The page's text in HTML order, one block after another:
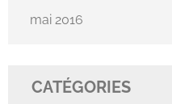
mai 2016
CATÉGORIES